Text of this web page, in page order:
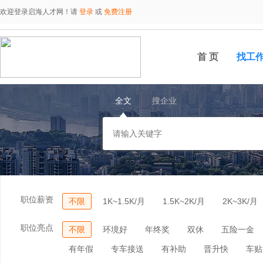
欢迎登录启海人才网！请 登录 或 免费注册
首 页 找工
全文 搜企业
职位薪资 不限 1K~1.5K/月 1.5K~2K/月 2K~3K/月
职位亮点 不限 环境好 年终奖 双休 五险一金
有年假 专车接送 有补助 晋升快 车贴